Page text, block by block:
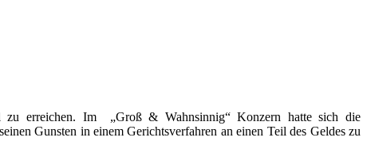
erreichen. Im „Groß & Wahnsinnig“ Konzern hatte sich die
Gunsten in einem Gerichtsverfahren an einen Teil des Geldes zu